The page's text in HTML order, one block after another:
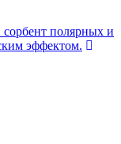
полярных и
эффектом.